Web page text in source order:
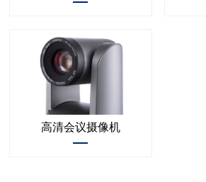
高清会议摄像机